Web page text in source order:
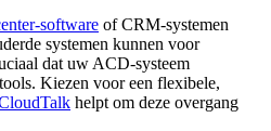
software of CRM-systemen
systemen kunnen voor
dat uw ACD-systeem
Kiezen voor een flexibele,
helpt om deze overgang